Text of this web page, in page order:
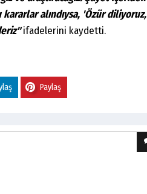
alındıysa, 'Özür diliyoruz,
ifadelerini kaydetti.
Paylaş